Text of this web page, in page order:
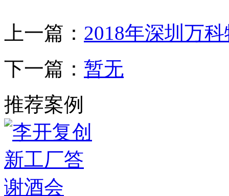
上一篇： 2018年深圳万
下一篇： 暂无
推荐案例